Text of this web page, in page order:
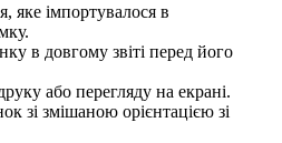
яке імпортувалося в
в довгому звіті перед його
або перегляду на екрані.
зі змішаною орієнтацією зі